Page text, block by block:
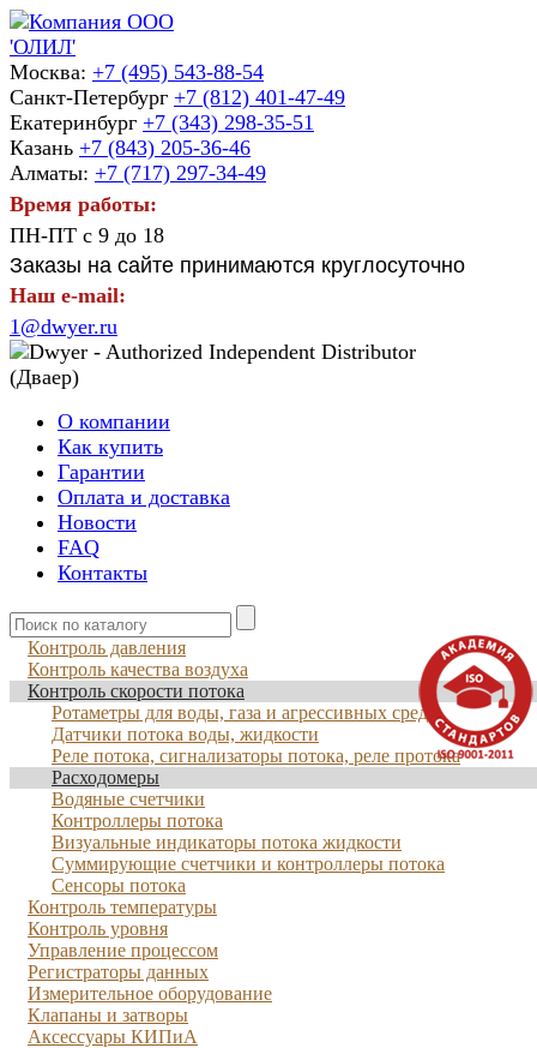
Москва: +7 (495) 543-88-54
Санкт-Петербург +7 (812) 401-47-49
Екатеринбург +7 (343) 298-35-51
Казань +7 (843) 205-36-46
Алматы: +7 (717) 297-34-49
Время работы:
ПН-ПТ с 9 до 18
Заказы на сайте принимаются круглосуточно
Наш e-mail:
1@dwyer.ru
О компании
Как купить
Гарантии
Оплата и доставка
Новости
FAQ
Контакты
Контроль давления
Контроль качества воздуха
Контроль скорости потока
Ротаметры для воды, газа и агрессивных сред
Датчики потока воды, жидкости
Реле потока, сигнализаторы потока, реле протока
Расходомеры
Водяные счетчики
Контроллеры потока
Визуальные индикаторы потока жидкости
Суммирующие счетчики и контроллеры потока
Сенсоры потока
Контроль температуры
Контроль уровня
Управление процессом
Регистраторы данных
Измерительное оборудование
Клапаны и затворы
Аксессуары КИПиА